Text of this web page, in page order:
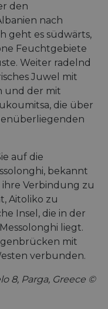
den
nach
geht es südwärts,
Feuchtgebiete
Weiter radelnd
Juwel mit
und der mit
die über
auf die
bekannt
Verbindung zu
Aitoliko zu
Insel, die in der
liegt.
mit
verbunden.
8, Parga, Greece ©